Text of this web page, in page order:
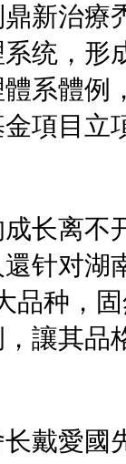
新治療
统，形
系體例
項目立
离不
针对湖
品种，
讓其品
愛國